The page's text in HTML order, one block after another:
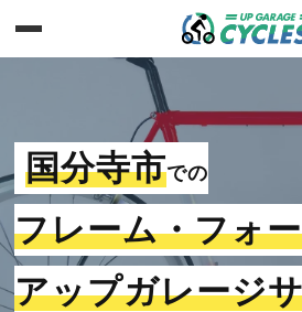
国分寺市での
フレーム・フォ
アップガレージ